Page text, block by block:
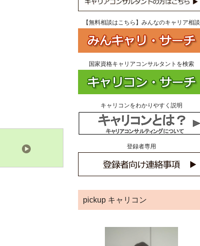
【無料相談はこちら】みんなのキャリア相談
国家資格キャリアコンサルタントを検索
キャリコンをわかりやすく説明
登録者専用
pickup キャリコン